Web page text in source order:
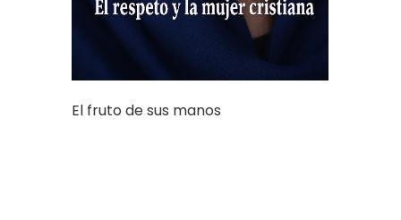
El fruto de sus manos